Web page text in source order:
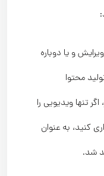
و یا دوباره
محتوا
تنها ویدیویی را
کنید، به عنوان
شد.